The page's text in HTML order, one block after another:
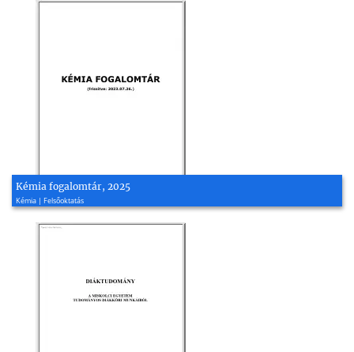
Kémia fogalomtár, 2025
Kémia | Felsőoktatás